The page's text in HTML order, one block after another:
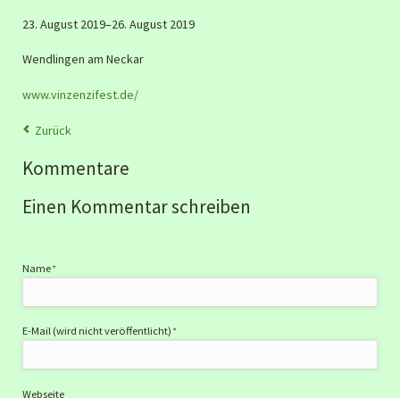
23. August 2019–26. August 2019
Wendlingen am Neckar
www.vinzenzifest.de/
Zurück
Kommentare
Einen Kommentar schreiben
Pflichtfeld
Name*
Pflichtfeld
E-Mail (wird nicht veröffentlicht) *
Webseite